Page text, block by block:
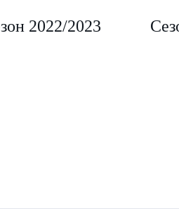
2022/2023